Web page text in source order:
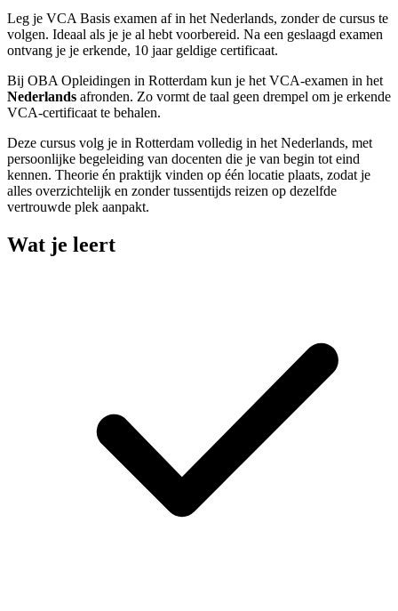
Leg je VCA Basis examen af in het Nederlands, zonder de cursus te
volgen. Ideaal als je je al hebt voorbereid. Na een geslaagd examen
ontvang je je erkende, 10 jaar geldige certificaat.
Bij OBA Opleidingen in Rotterdam kun je het VCA-examen in het
Nederlands afronden. Zo vormt de taal geen drempel om je erkende
VCA-certificaat te behalen.
Deze cursus volg je in Rotterdam volledig in het Nederlands, met
persoonlijke begeleiding van docenten die je van begin tot eind
kennen. Theorie én praktijk vinden op één locatie plaats, zodat je
alles overzichtelijk en zonder tussentijds reizen op dezelfde
vertrouwde plek aanpakt.
Wat je leert